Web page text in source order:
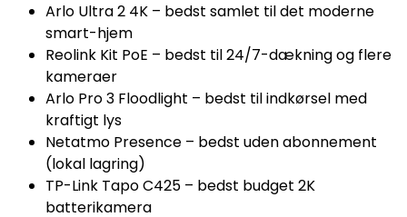
Arlo Ultra 2 4K – bedst samlet til det moderne
smart-hjem
Reolink Kit PoE – bedst til 24/7-dækning og flere
kameraer
Arlo Pro 3 Floodlight – bedst til indkørsel med
kraftigt lys
Netatmo Presence – bedst uden abonnement
(lokal lagring)
TP-Link Tapo C425 – bedst budget 2K
batterikamera